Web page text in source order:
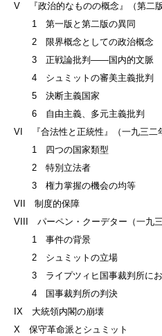
V 『政治的なものの概念』（第二版
1 第一版と第二版の異同
2 限界概念としての政治概念
3 正戦論批判——国内的文脈
4 シュミットの審美主義批判
5 決断主義国家
6 自由主義、多元主義批判
VI 『合法性と正統性』（一九三二
1 四つの国家類型
2 特別立法者
3 権力掌握の機会の均等
VII 制度的保障
VIII パーペン・クーデター（一九三
1 事件の背景
2 シュミットの立場
3 ライプツィヒ国事裁判所にお
4 国事裁判所の判決
IX 大統領内閣の崩壊
X 保守革命派とシュミット